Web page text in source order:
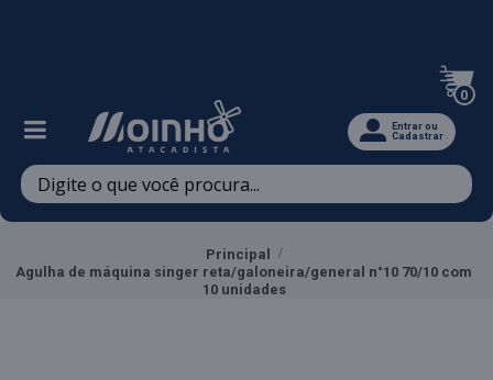
0
Entrar ou
Cadastrar
Principal
Agulha de máquina singer reta/galoneira/general n°10 70/10 com
10 unidades